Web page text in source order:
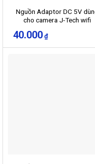
Nguồn Adaptor DC 5V
cho camera J-Tech wifi
40.000 ₫